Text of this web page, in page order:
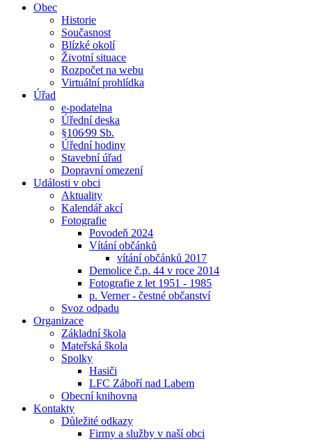
Obec
Historie
Současnost
Blízké okolí
Životní situace
Rozpočet na webu
Virtuální prohlídka
Úřad
e-podatelna
Úřední deska
§106⁄99 Sb.
Úřední hodiny
Stavební úřad
Dopravní omezení
Události v obci
Aktuality
Kalendář akcí
Fotografie
Povodeň 2024
Vítání občánků
vítání občánků 2017
Demolice č.p. 44 v roce 2014
Fotografie z let 1951 - 1985
p. Verner - čestné občanství
Svoz odpadu
Organizace
Základní škola
Mateřská škola
Spolky
Hasiči
LFC Záboří nad Labem
Obecní knihovna
Kontakty
Důležité odkazy
Firmy a služby v naší obci